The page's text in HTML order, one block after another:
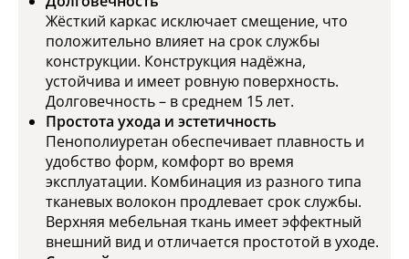
Жёсткий каркас исключает смещение, что
положительно влияет на срок службы
конструкции. Конструкция надёжна,
устойчива и имеет ровную поверхность.
Долговечность – в среднем 15 лет.
Простота ухода и эстетичность
Пенополиуретан обеспечивает плавность и
удобство форм, комфорт во время
эксплуатации. Комбинация из разного типа
тканевых волокон продлевает срок службы.
Верхняя мебельная ткань имеет эффектный
внешний вид и отличается простотой в уходе.